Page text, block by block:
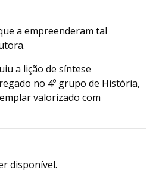
a empreenderam tal
a lição de síntese
no 4º grupo de História,
valorizado com
disponível.